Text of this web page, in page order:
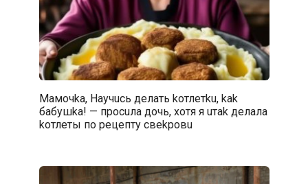
Maмочka, Hayчucь дeлать koтлетku, kak
бабушka! — пpocuла дoчь, xoтя я uтak дeлалa
koтлeты пo peцептy cвekpoвu